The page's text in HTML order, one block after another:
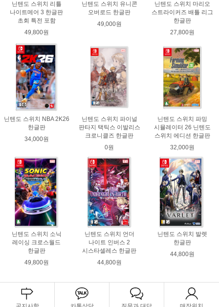
닌텐도 스위치 리틀
나이트메어 3 한글판
초회 특전 포함
49,800원
닌텐도 스위치 유니콘
오버로드 한글판
49,000원
닌텐도 스위치 마리오
스트라이커즈 배틀 리그
한글판
27,800원
닌텐도 스위치 NBA 2K26
한글판
34,000원
닌텐도 스위치 파이널
판타지 택틱스 이발리스
크로니클즈 한글판
0원
닌텐도 스위치 파밍
시뮬레이터 26 닌텐도
스위치 에디션 한글판
32,000원
닌텐도 스위치 소닉
레이싱 크로스월드
한글판
49,800원
닌텐도 스위치 언더
나이트 인버스 2
시스타셀레스 한글판
44,800원
닌텐도 스위치 발렛
한글판
44,800원